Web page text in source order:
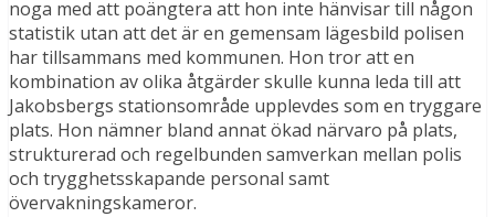
noga med att poängtera att hon inte hänvisar till någon
statistik utan att det är en gemensam lägesbild polisen
har tillsammans med kommunen. Hon tror att en
kombination av olika åtgärder skulle kunna leda till att
Jakobsbergs stationsområde upplevdes som en tryggare
plats. Hon nämner bland annat ökad närvaro på plats,
strukturerad och regelbunden samverkan mellan polis
och trygghetsskapande personal samt
övervakningskameror.